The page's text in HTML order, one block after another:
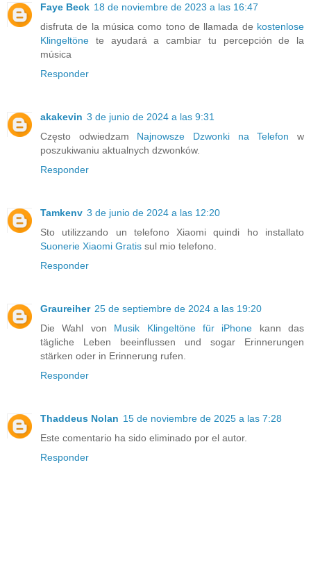
Faye Beck 18 de noviembre de 2023 a las 16:47
disfruta de la música como tono de llamada de kostenlose
Klingeltöne te ayudará a cambiar tu percepción de la
música
Responder
akakevin 3 de junio de 2024 a las 9:31
Często odwiedzam Najnowsze Dzwonki na Telefon w
poszukiwaniu aktualnych dzwonków.
Responder
Tamkenv 3 de junio de 2024 a las 12:20
Sto utilizzando un telefono Xiaomi quindi ho installato
Suonerie Xiaomi Gratis sul mio telefono.
Responder
Graureiher 25 de septiembre de 2024 a las 19:20
Die Wahl von Musik Klingeltöne für iPhone kann das
tägliche Leben beeinflussen und sogar Erinnerungen
stärken oder in Erinnerung rufen.
Responder
Thaddeus Nolan 15 de noviembre de 2025 a las 7:28
Este comentario ha sido eliminado por el autor.
Responder